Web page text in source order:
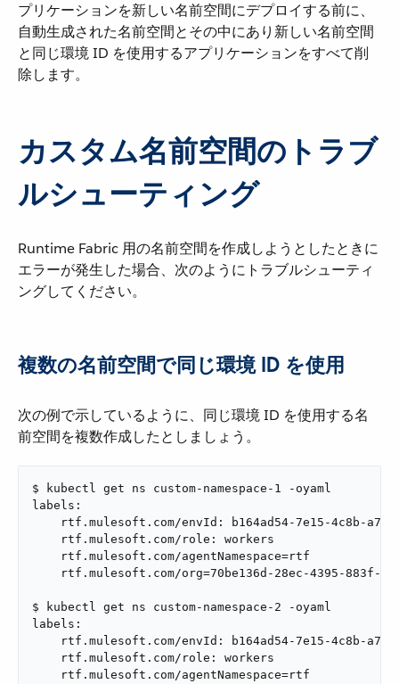
プリケーションを新しい名前空間にデプロイする前に、
自動生成された名前空間とその中にあり新しい名前空間
と同じ環境 ID を使用するアプリケーションをすべて削
除します。
カスタム名前空間のトラブ
ルシューティング
Runtime Fabric 用の名前空間を作成しようとしたときに
エラーが発生した場合、次のようにトラブルシューティ
ングしてください。
複数の名前空間で同じ環境 ID を使用
次の例で示しているように、同じ環境 ID を使用する名
前空間を複数作成したとしましょう。
$ kubectl get ns custom-namespace-1 -oyaml
labels:
rtf.mulesoft.com/envId: b164ad54-7e15-4c8b-
    rtf.mulesoft.com/role: workers
    rtf.mulesoft.com/agentNamespace=rtf
rtf.mulesoft.com/org=70be136d-28ec-4395-883f-
$ kubectl get ns custom-namespace-2 -oyaml
labels:
rtf.mulesoft.com/envId: b164ad54-7e15-4c8b-
    rtf.mulesoft.com/role: workers
    rtf.mulesoft.com/agentNamespace=rtf